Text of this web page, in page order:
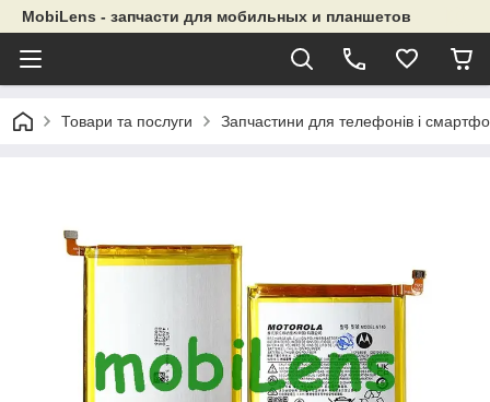
MobiLens - запчасти для мобильных и планшетов
Товари та послуги Запчастини для телефонів і